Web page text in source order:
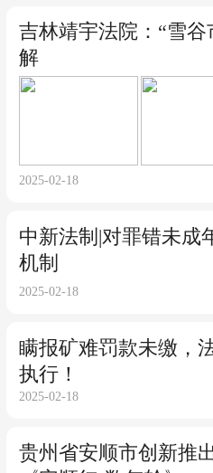
吉林靖宇法院：“雪
解
2025-02-18
中新法制|对罪错未成
机制
2025-02-18
瞒报矿难罚款未缴，
执行！
2025-02-18
贵州省安顺市创新推